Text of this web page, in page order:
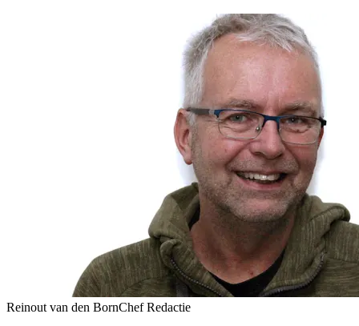
Reinout van den BornChef Redactie